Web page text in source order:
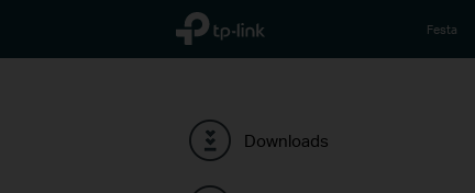
TP-Link, Reliably Smart Festa
Downloads